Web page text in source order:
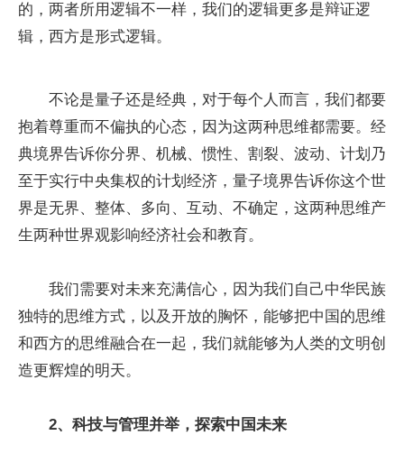
的，两者所用逻辑不一样，我们的逻辑更多是辩证逻
辑，西方是形式逻辑。
不论是量子还是经典，对于每个人而言，我们都要
抱着尊重而不偏执的心态，因为这两种思维都需要。经
典境界告诉你分界、机械、惯性、割裂、波动、计划乃
至于实行中央集权的计划经济，量子境界告诉你这个世
界是无界、整体、多向、互动、不确定，这两种思维产
生两种世界观影响经济社会和教育。
我们需要对未来充满信心，因为我们自己中华民族
独特的思维方式，以及开放的胸怀，能够把中国的思维
和西方的思维融合在一起，我们就能够为人类的文明创
造更辉煌的明天。
2、科技与管理并举，探索中国未来